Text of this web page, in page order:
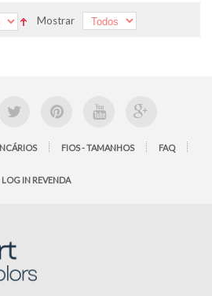
Mostrar
FIOS - TAMANHOS FAQ
LOG IN REVENDA